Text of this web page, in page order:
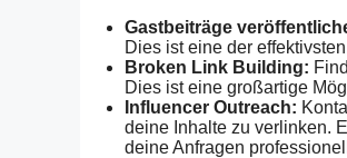
Gastbeiträge
Dies ist eine der
Broken Link Building:
Dies ist eine großartige
Influencer Outreach:
deine Inhalte zu verlinken.
deine Anfragen